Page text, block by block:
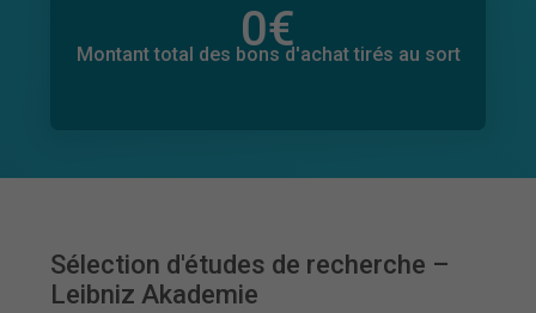
0€
Montant total des bons d'achat tirés au sort
0€
Montant total des dons promis
Sélection d'études de recherche –
Leibniz Akademie